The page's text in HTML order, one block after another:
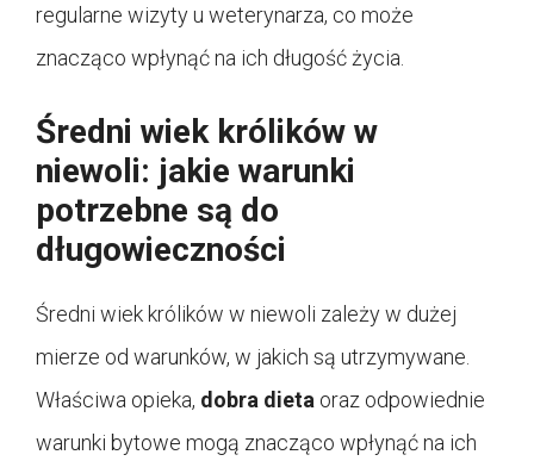
regularne wizyty u weterynarza, co może
znacząco wpłynąć na ich długość życia.
Średni wiek królików w
niewoli: jakie warunki
potrzebne są do
długowieczności
Średni wiek królików w niewoli zależy w dużej
mierze od warunków, w jakich są utrzymywane.
Właściwa opieka, dobra dieta oraz odpowiednie
warunki bytowe mogą znacząco wpłynąć na ich